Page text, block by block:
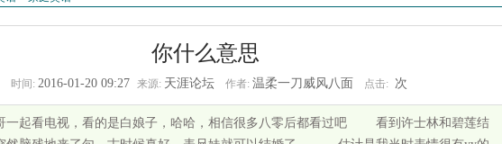
你什么意思
时间: 2016-01-20 09:27 来源: 天涯论坛 作者: 温柔一刀威风八面 点击: 次
一起看电视，看的是白娘子，哈哈，相信很多八零后都看过吧 看到许士林和碧莲结